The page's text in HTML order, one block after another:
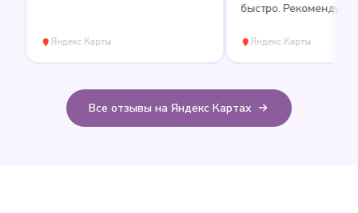
Яндекс Карты
быстро. Рекомендую!
Яндекс Карты
Все отзывы на Яндекс Картах